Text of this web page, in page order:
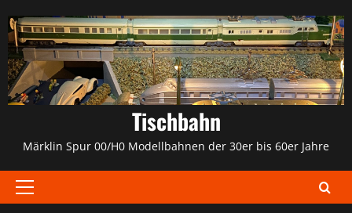
Inhalt
springen
Tischbahn
Märklin Spur 00/H0 Modellbahnen der 30er bis 60er Jahre
Primäres